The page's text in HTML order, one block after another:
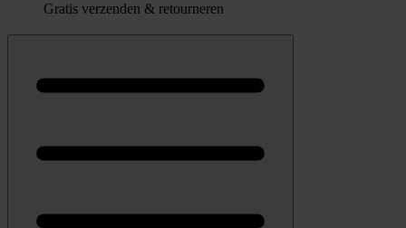
Gratis verzenden & retourneren